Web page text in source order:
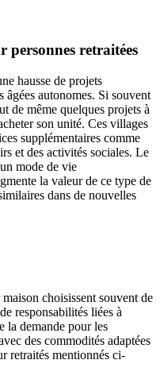
personnes retraitées
hausse de projets
autonomes. Si souvent
de même quelques projets à
son unité. Ces villages
supplémentaires comme
et des activités sociales. Le
mode de vie
la valeur de ce type de
dans de nouvelles
choisissent souvent de
responsabilités liées à
la demande pour les
des commodités adaptées
retraités mentionnés ci-